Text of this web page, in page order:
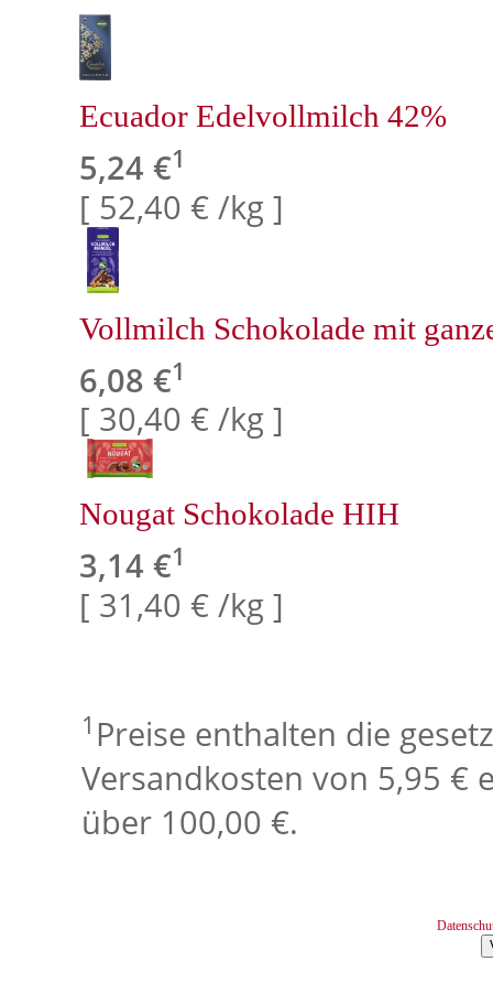
Ecuador Edelvollmilch 42%
5,24 €1
[ 52,40 € /kg ]
Vollmilch Schokolade mit
6,08 €1
[ 30,40 € /kg ]
Nougat Schokolade HIH
3,14 €1
[ 31,40 € /kg ]
1 Preise enthalten die
Versandkosten von 5,95 €
über 100,00 €.